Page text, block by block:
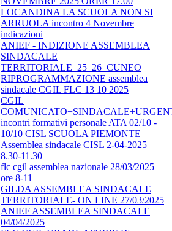
LOCANDINA LA SCUOLA NON SI
ARRUOLA incontro 4 Novembre
indicazioni
ANIEF - INDIZIONE ASSEMBLEA
SINDACALE
TERRITORIALE_25_26_CUNEO
RIPROGRAMMAZIONE assemblea
sindacale CGIL FLC 13 10 2025
CGIL
incontri formativi personale ATA 02/10 -
10/10 CISL SCUOLA PIEMONTE
Assemblea sindacale CISL 2-04-2025
8.30-11.30
flc cgil assemblea nazionale 28/03/2025
ore 8-11
GILDA ASSEMBLEA SINDACALE
TERRITORIALE- ON LINE 27/03/2025
ANIEF ASSEMBLEA SINDACALE
04/04/2025